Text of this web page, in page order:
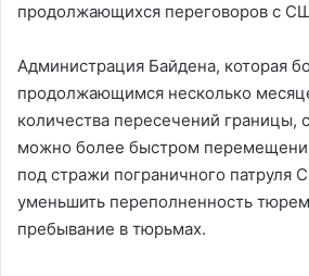
продолжающихся переговоров с
Администрация Байдена, которая
продолжающимся несколько
количества пересечений границы,
можно более быстром
под стражи пограничного патруля
уменьшить переполненность
пребывание в тюрьмах.